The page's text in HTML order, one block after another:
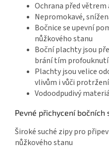
Ochrana před větrem
Nepromokavé,
Bočnice se upevní
nůžkového stanu
Boční plachty jsou
brání tím
Plachty jsou velice
vlivům i vůči protržení
Vodoodpudivý
Pevné přichycení bočních
Široké suché zipy pro
nůžkového stanu